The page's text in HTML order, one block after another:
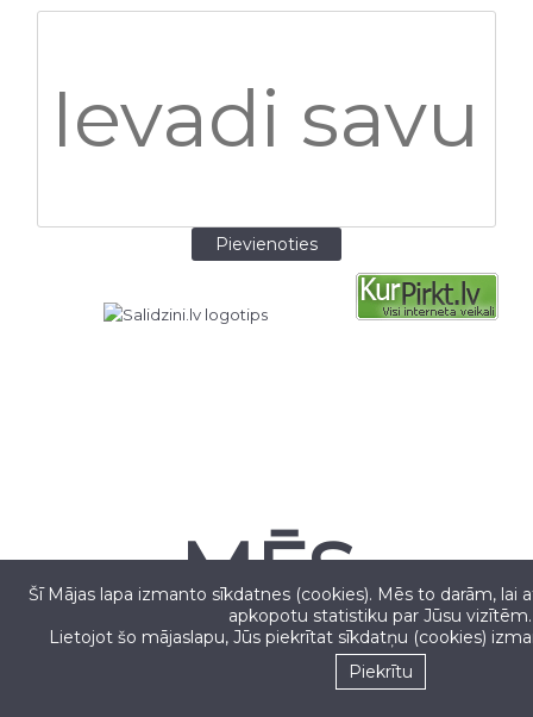
MĒS
PIEŅEMAM
Šī Mājas lapa izmanto sīkdatnes (cookies). Mēs to darām, lai
apkopotu statistiku par Jūsu vizītēm.
Lietojot šo mājaslapu, Jūs piekrītat sīkdatņu (cookies)
Piekrītu